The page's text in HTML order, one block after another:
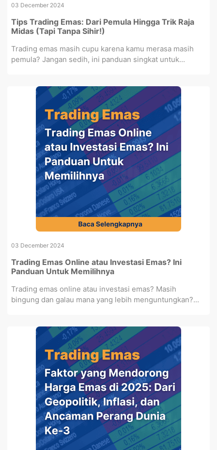
03 December 2024
Tips Trading Emas: Dari Pemula Hingga Trik Raja
Midas (Tapi Tanpa Sihir!)
Trading emas masih cupu karena kamu merasa masih
pemula? Jangan sedih, ini panduan singkat untuk...
03 December 2024
Trading Emas Online atau Investasi Emas? Ini
Panduan Untuk Memilihnya
Trading emas online atau investasi emas? Masih
bingung dan galau mana yang lebih menguntungkan?...